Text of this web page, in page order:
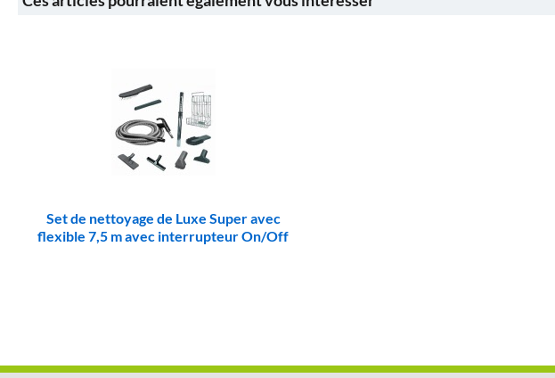
Set de nettoyage de Luxe Super avec
flexible 7,5 m avec interrupteur On/Off